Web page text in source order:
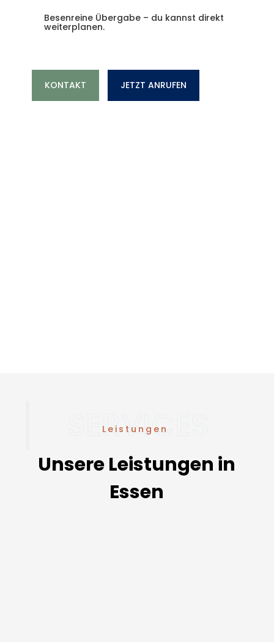
Besenreine Übergabe – du kannst direkt
weiterplanen.
KONTAKT JETZT ANRUFEN
Leistungen
Unsere Leistungen in
Essen